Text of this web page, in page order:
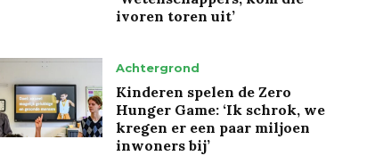
ivoren toren uit’
Achtergrond
Kinderen spelen de Zero
Hunger Game: ‘Ik schrok, we
kregen er een paar miljoen
inwoners bij’